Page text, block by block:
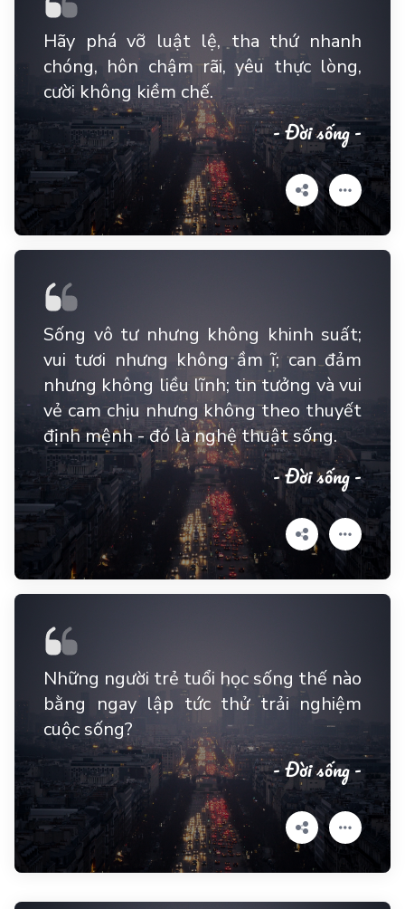
Hãy phá vỡ luật lệ, tha thứ nhanh
chóng, hôn chậm rãi, yêu thực lòng,
cười không kiềm chế.
- Đời sống -
Sống vô tư nhưng không khinh suất;
vui tươi nhưng không ầm ĩ; can đảm
nhưng không liều lĩnh; tin tưởng và vui
vẻ cam chịu nhưng không theo thuyết
định mệnh - đó là nghệ thuật sống.
- Đời sống -
Những người trẻ tuổi học sống thế nào
bằng ngay lập tức thử trải nghiệm
cuộc sống?
- Đời sống -